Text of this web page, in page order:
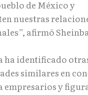
de México y
nuestras
afirmó
ha identificado
similares en
empresarios y